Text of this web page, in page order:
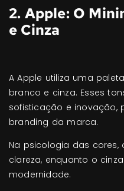
2. Apple: O
e Cinza
A Apple utiliza uma
branco e cinza. Esses
sofisticação e inovação,
branding da marca.
Na psicologia das cores,
clareza, enquanto o
modernidade.